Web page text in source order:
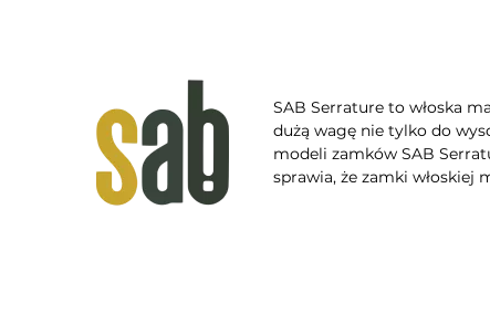
SAB Serrature to włoska
dużą wagę nie tylko do
modeli zamków SAB
sprawia, że zamki włoskiej